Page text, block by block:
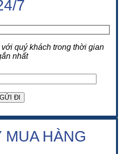
7
quý khách trong thời gian
nhất
HÀNG